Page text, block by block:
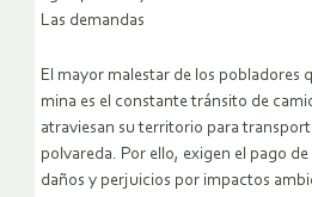
Las demandas
El mayor malestar de los pobladores
mina es el constante tránsito de
atraviesan su territorio para
polvareda. Por ello, exigen el pago
daños y perjuicios por impactos